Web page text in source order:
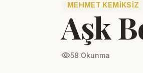
MEHMET KEMIKSIZ
Aşk
visibility58 Okunma